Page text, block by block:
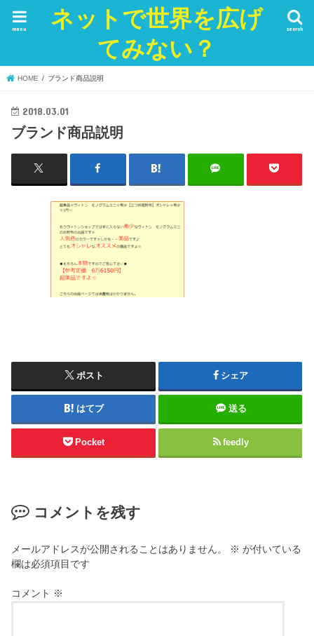
ネットで世界を広げ
てみない？
search
menu
HOME ブランド商品説明
2018.03.01
ブランド商品説明
ポスト シェア
はてブ 送る
Pocket feedly
コメントを残す
メールアドレスが公開されることはありません。 ※ が付いている
欄は必須項目です
コメント ※